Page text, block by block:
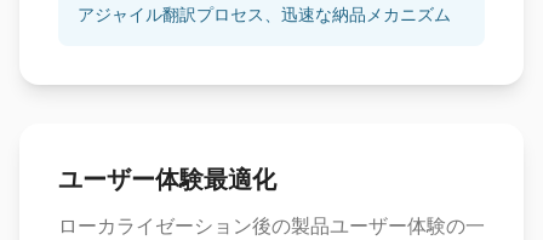
アジャイル翻訳プロセス、迅速な納品メカニズム
ユーザー体験最適化
ローカライゼーション後の製品ユーザー体験の一